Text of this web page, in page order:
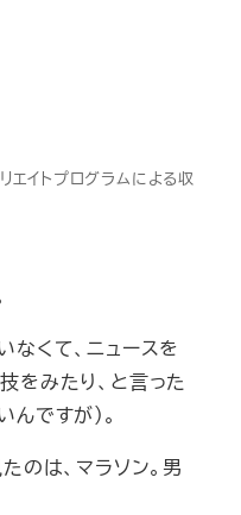
イトプログラムによる収
なくて、ニュースを
をみたり、と言った
ですが）。
のは、マラソン。男